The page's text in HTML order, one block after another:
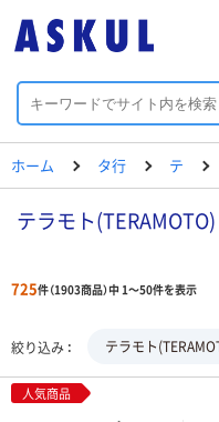
ホーム タ行 テ
テラモト(TERAMOTO)
725件（1903商品）中 1～50件を表示
絞り込み テラモト
人気商品